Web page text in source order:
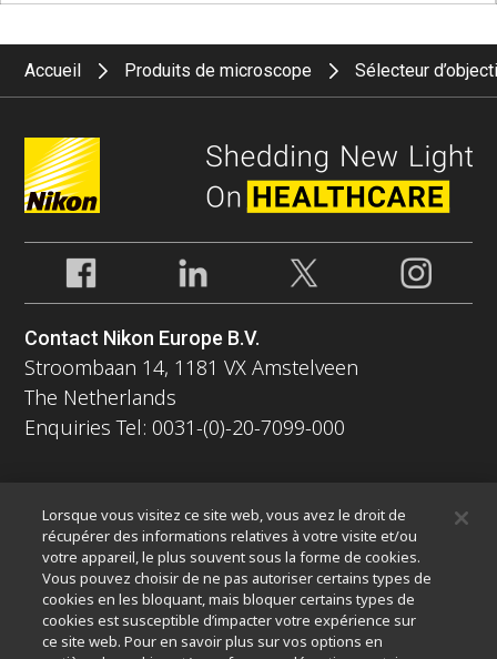
Accueil Produits de microscope Sélecteur
Contact Nikon Europe B.V.
Stroombaan 14, 1181 VX Amstelveen
The Netherlands
Enquiries Tel: 0031-(0)-20-7099-000
NouvellesÉvénementsProfil de la sociétéCarrières
ServiceDurabilité
Bien-être
Nikon Microscopes 100th Anniversary
Popular Links
Lorsque vous visitez ce site web, vous avez le droit de
récupérer des informations relatives à votre visite et/ou
votre appareil, le plus souvent sous la forme de cookies.
Vous pouvez choisir de ne pas autoriser certains types de
cookies en les bloquant, mais bloquer certains types de
cookies est susceptible d’impacter votre expérience sur
ce site web. Pour en savoir plus sur vos options en